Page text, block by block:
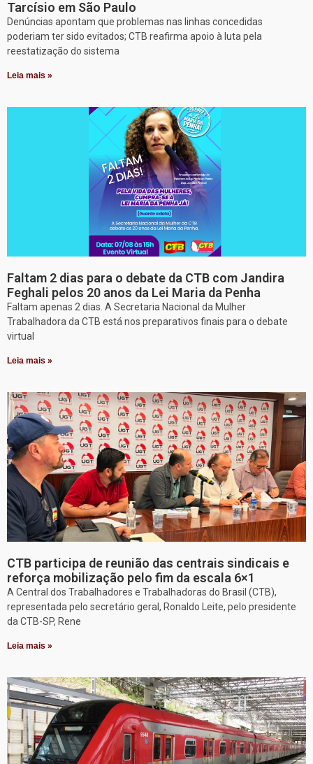
Tarcísio em São Paulo
Denúncias apontam que problemas nas linhas concedidas
poderiam ter sido evitados; CTB reafirma apoio à luta pela
reestatização do sistema
Leia mais »
Faltam 2 dias para o debate da CTB com Jandira
Feghali pelos 20 anos da Lei Maria da Penha
Faltam apenas 2 dias. A Secretaria Nacional da Mulher
Trabalhadora da CTB está nos preparativos finais para o debate
virtual
Leia mais »
CTB participa de reunião das centrais sindicais e
reforça mobilização pelo fim da escala 6×1
A Central dos Trabalhadores e Trabalhadoras do Brasil (CTB),
representada pelo secretário geral, Ronaldo Leite, pelo presidente
da CTB-SP, Rene
Leia mais »